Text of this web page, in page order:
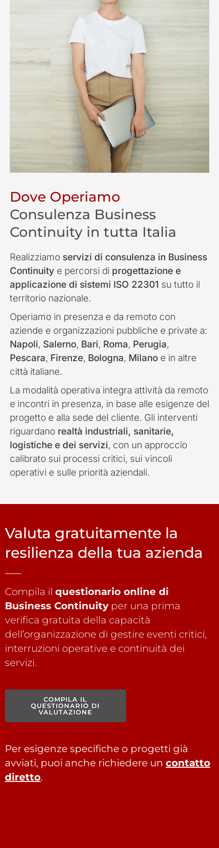
Dove Operiamo
Consulenza Business
Continuity in tutta Italia
Realizziamo servizi di consulenza in Business
Continuity e percorsi di progettazione e
applicazione di sistemi ISO 22301 su tutto il
territorio nazionale.
Operiamo in presenza e da remoto con
aziende e organizzazioni pubbliche e private a:
Napoli, Salerno, Bari, Roma, Perugia,
Pescara, Firenze, Bologna, Milano e in altre
città italiane.
La modalità operativa integra attività da remoto
e incontri in presenza, in base alle esigenze del
progetto e alla sede del cliente. Gli interventi
riguardano realtà industriali, sanitarie,
logistiche e dei servizi, con un approccio
calibrato sui processi critici, sui vincoli
operativi e sulle priorità aziendali.
Valuta gratuitamente la
resilienza della tua azienda
Compila il questionario online di
Business Continuity per una prima
verifica gratuita della capacità
dell’organizzazione di gestire eventi critici,
interruzioni operative e continuità dei
servizi.
COMPILA IL
QUESTIONARIO DI
VALUTAZIONE
Per esigenze specifiche o progetti già
avviati, puoi anche richiedere un contatto
diretto.